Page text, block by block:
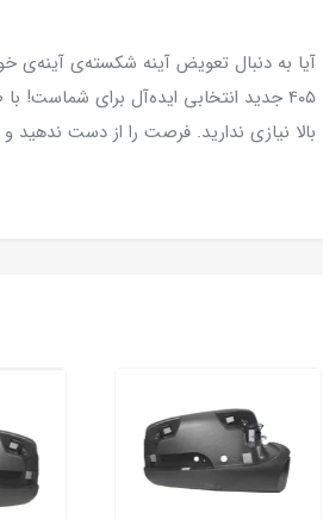
آیا به دنبال تعویض آینه شکسته‌ی آینه‌ی
۴۰۵ جدید انتخابی ایده‌آل برای شماست!
بالا نیازی ندارید. فرصت را از دست ندهید و